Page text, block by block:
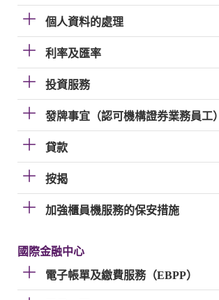
個人資料的處理
利率及匯率
投資服務
發牌事宜（認可機構證券業務員工）
貸款
按揭
加強櫃員機服務的保安措施
國際金融中心
電子帳單及繳費服務（EBPP）